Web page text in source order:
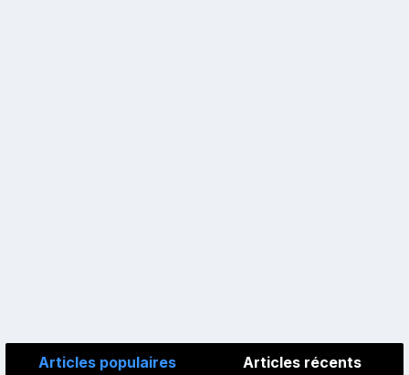
Articles populaires Articles récents